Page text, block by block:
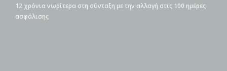
12 χρόνια νωρίτερα στη σύνταξη με την αλλαγή στις 100 ημέρες
ασφάλισης